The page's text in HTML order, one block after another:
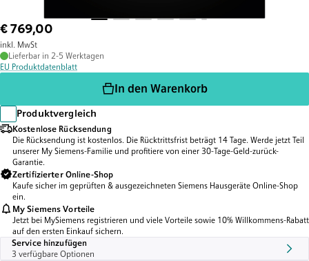
€ 769,00
inkl. MwSt
Lieferbar in 2-5 Werktagen
EU Produktdatenblatt
In den Warenkorb
Produktvergleich
Kostenlose Rücksendung
Die Rücksendung ist kostenlos. Die Rücktrittsfrist beträgt 14 Tage. Werde jetzt Teil
unserer My Siemens-Familie und profitiere von einer 30-Tage-Geld-zurück-
Garantie.
Zertifizierter Online-Shop
Kaufe sicher im geprüften & ausgezeichneten Siemens Hausgeräte Online-Shop
ein.
My Siemens Vorteile
Jetzt bei MySiemens registrieren und viele Vorteile sowie 10% Willkommens-Rabatt
auf den ersten Einkauf sichern.
Service hinzufügen
3 verfügbare Optionen